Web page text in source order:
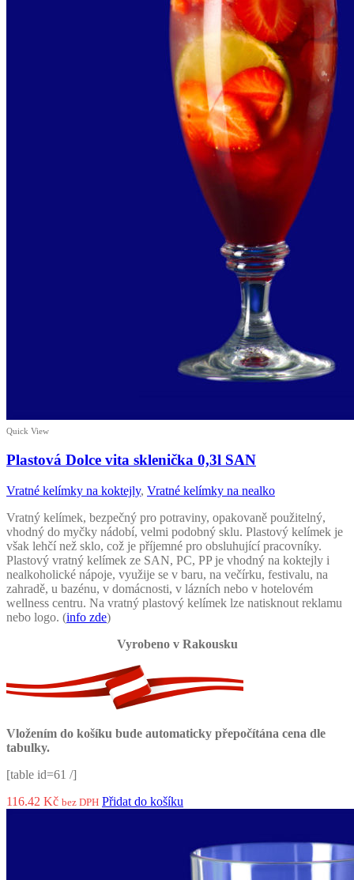
Quick View
Plastová Dolce vita sklenička 0,3l SAN
Vratné kelímky na koktejly, Vratné kelímky na nealko
Vratný kelímek, bezpečný pro potraviny, opakovaně použitelný,
vhodný do myčky nádobí, velmi podobný sklu. Plastový kelímek je
však lehčí než sklo, což je příjemné pro obsluhující pracovníky.
Plastový vratný kelímek ze SAN, PC, PP je vhodný na koktejly i
nealkoholické nápoje, využije se v baru, na večírku, festivalu, na
zahradě, u bazénu, v domácnosti, v lázních nebo v hotelovém
wellness centru. Na vratný plastový kelímek lze natisknout reklamu
nebo logo. (info zde)
Vyrobeno v Rakousku
Vložením do košíku bude automaticky přepočítána cena dle
tabulky.
[table id=61 /]
116.42 Kč bez DPH Přidat do košíku